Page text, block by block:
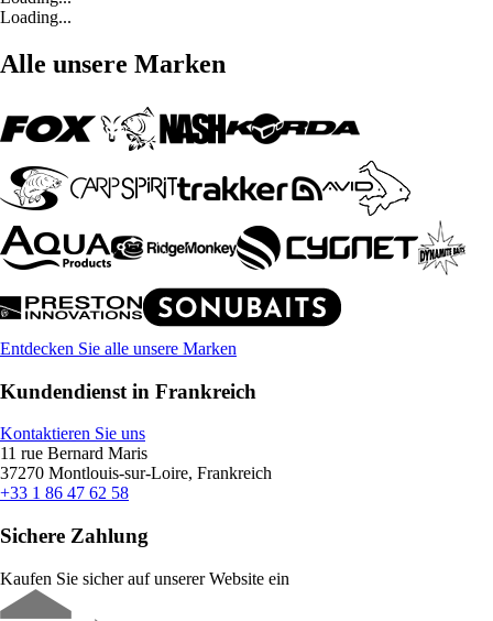
Loading...
Alle unsere Marken
Entdecken Sie alle unsere Marken
Kundendienst in Frankreich
Kontaktieren Sie uns
11 rue Bernard Maris
37270 Montlouis-sur-Loire, Frankreich
+33 1 86 47 62 58
Sichere Zahlung
Kaufen Sie sicher auf unserer Website ein